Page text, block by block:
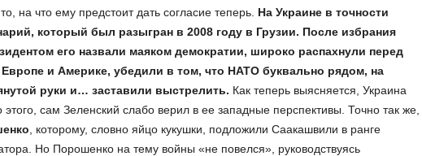
на что ему предстоит дать согласие теперь. На Украине в точности
который был разыгран в 2008 году в Грузии. После избрания
его назвали маяком демократии, широко распахнули перед
и Америке, убедили в том, что НАТО буквально рядом, на
руки и… заставили выстрелить. Как теперь выясняется, Украина
этого, сам Зеленский слабо верил в ее западные перспективы. Точно так же,
, которому, словно яйцо кукушки, подложили Саакашвили в ранге
Но Порошенко на тему войны «не повелся», руководствуясь